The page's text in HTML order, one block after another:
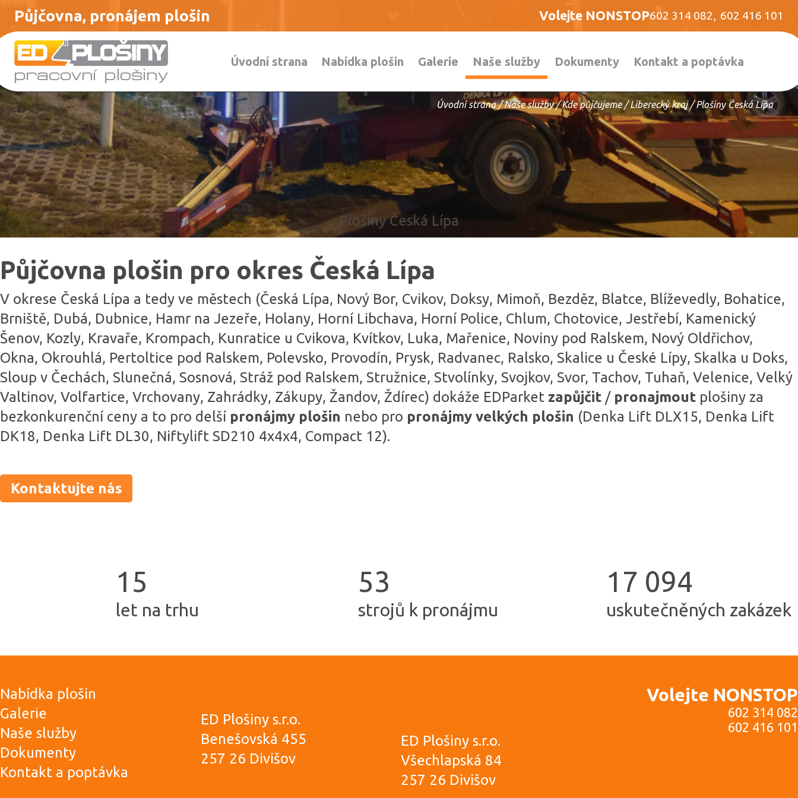
Volejte NONSTOP602 314 082, 602 416 101
Půjčovna, pronájem plošin
Úvodní strana Nabídka plošin Galerie Naše služby Dokumenty Kontakt a poptávka
Úvodní strana/Naše služby/Kde půjčujeme/Liberecký kraj/Plošiny Česká Lípa
Plošiny Česká Lípa
Půjčovna plošin pro okres Česká Lípa
V okrese Česká Lípa a tedy ve městech (Česká Lípa, Nový Bor, Cvikov, Doksy, Mimoň, Bezděz, Blatce, Blíževedly, Bohatice,
Brniště, Dubá, Dubnice, Hamr na Jezeře, Holany, Horní Libchava, Horní Police, Chlum, Chotovice, Jestřebí, Kamenický
Šenov, Kozly, Kravaře, Krompach, Kunratice u Cvikova, Kvítkov, Luka, Mařenice, Noviny pod Ralskem, Nový Oldřichov,
Okna, Okrouhlá, Pertoltice pod Ralskem, Polevsko, Provodín, Prysk, Radvanec, Ralsko, Skalice u České Lípy, Skalka u Doks,
Sloup v Čechách, Slunečná, Sosnová, Stráž pod Ralskem, Stružnice, Stvolínky, Svojkov, Svor, Tachov, Tuhaň, Velenice, Velký
Valtinov, Volfartice, Vrchovany, Zahrádky, Zákupy, Žandov, Ždírec) dokáže EDParket zapůjčit / pronajmout plošiny za
bezkonkurenční ceny a to pro delší pronájmy plošin nebo pro pronájmy velkých plošin (Denka Lift DLX15, Denka Lift
DK18, Denka Lift DL30, Niftylift SD210 4x4x4, Compact 12).
Kontaktujte nás
1 5
let na trhu
53
strojů k pronájmu
1 7 094
uskutečněných zakázek
ED Plošiny s.r.o.
Benešovská 455
257 26 Divišov
ED Plošiny s.r.o.
Všechlapská 84
257 26 Divišov
Nabídka plošin
Galerie
Naše služby
Dokumenty
Kontakt a poptávka
Volejte NONSTOP
602 314 082
602 416 101